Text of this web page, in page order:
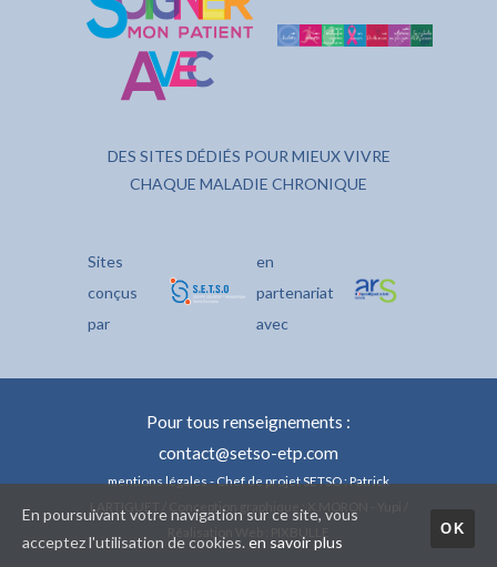
DES SITES DÉDIÉS POUR MIEUX VIVRE
CHAQUE MALADIE CHRONIQUE
Sites
conçus
par
en
partenariat
avec
Pour tous renseignements :
contact@setso-etp.com
mentions légales - Chef de projet SETSO : Patrick
En poursuivant votre navigation sur ce site, vous
acceptez l'utilisation de cookies. en savoir plus
OK